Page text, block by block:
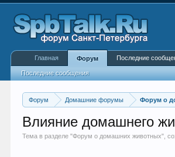
Форум Домашние форумы Форум о
Влияние домашнего
Тема в разделе "Форум о домашних животных",
Главная Форум
Последние сообщения
Последние